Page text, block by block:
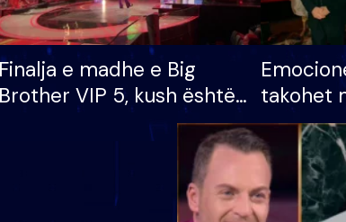
Finalja e madhe e Big
Brother VIP 5, kush është
banori i parë që lë shtëpinë
dhe humb mundësinë për
të fituar çmimin e madh
takohet
vajzën
S’kemi
apo jo?